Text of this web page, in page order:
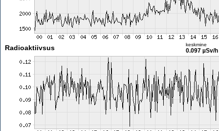
Radioaktiivsus keskmine
0.097 µSv/h